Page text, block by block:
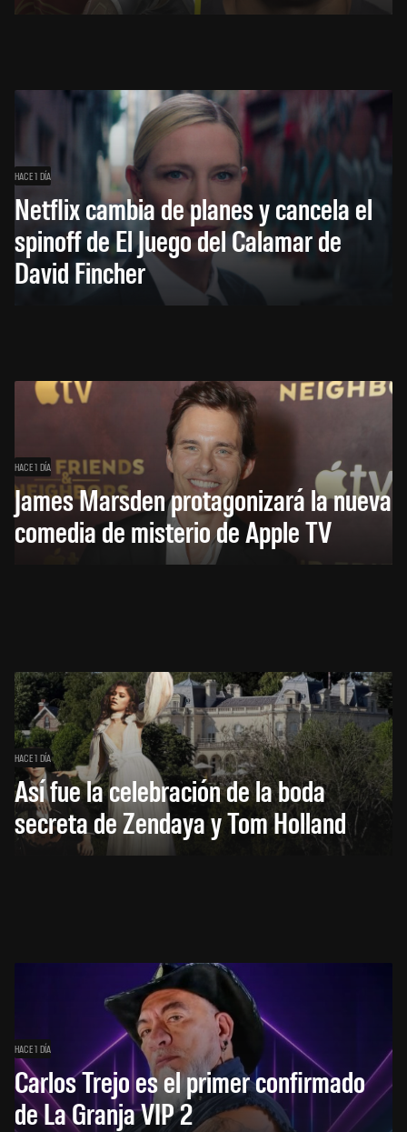
HACE 1 DÍA
Netflix cambia de planes y cancela el
spinoff de El Juego del Calamar de
David Fincher
HACE 1 DÍA
James Marsden protagonizará la nueva
comedia de misterio de Apple TV
HACE 1 DÍA
Así fue la celebración de la boda
secreta de Zendaya y Tom Holland
HACE 1 DÍA
Carlos Trejo es el primer confirmado
de La Granja VIP 2